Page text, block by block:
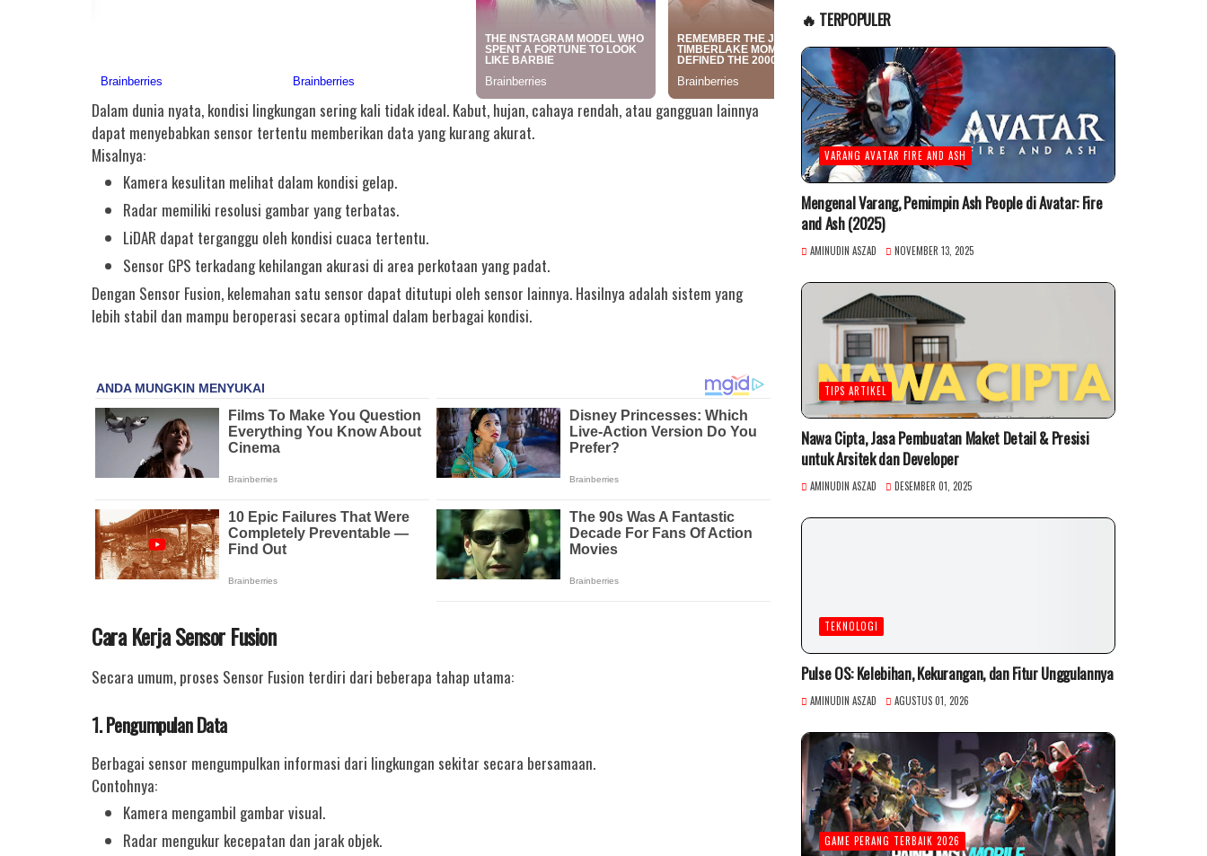
Dalam dunia nyata, kondisi lingkungan sering kali tidak ideal. Kabut, hujan, cahaya rendah, atau gangguan lainnya
dapat menyebabkan sensor tertentu memberikan data yang kurang akurat.
Misalnya:
Kamera kesulitan melihat dalam kondisi gelap.
Radar memiliki resolusi gambar yang terbatas.
LiDAR dapat terganggu oleh kondisi cuaca tertentu.
Sensor GPS terkadang kehilangan akurasi di area perkotaan yang padat.
Dengan Sensor Fusion, kelemahan satu sensor dapat ditutupi oleh sensor lainnya. Hasilnya adalah sistem yang
lebih stabil dan mampu beroperasi secara optimal dalam berbagai kondisi.
Cara Kerja Sensor Fusion
Secara umum, proses Sensor Fusion terdiri dari beberapa tahap utama:
1. Pengumpulan Data
Berbagai sensor mengumpulkan informasi dari lingkungan sekitar secara bersamaan.
Contohnya:
Kamera mengambil gambar visual.
Radar mengukur kecepatan dan jarak objek.
🔥 TERPOPULER
VARANG AVATAR FIRE AND ASH
Mengenal Varang, Pemimpin Ash People di Avatar: Fire
and Ash (2025)
AMINUDIN ASZAD NOVEMBER 13, 2025
TIPS ARTIKEL
Nawa Cipta, Jasa Pembuatan Maket Detail & Presisi
untuk Arsitek dan Developer
AMINUDIN ASZAD DESEMBER 01, 2025
TEKNOLOGI
Pulse OS: Kelebihan, Kekurangan, dan Fitur Unggulannya
AMINUDIN ASZAD AGUSTUS 01, 2026
GAME PERANG TERBAIK 2026